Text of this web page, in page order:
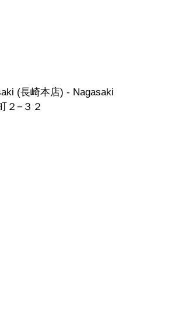
(長崎本店) - Nagasaki
２−３２